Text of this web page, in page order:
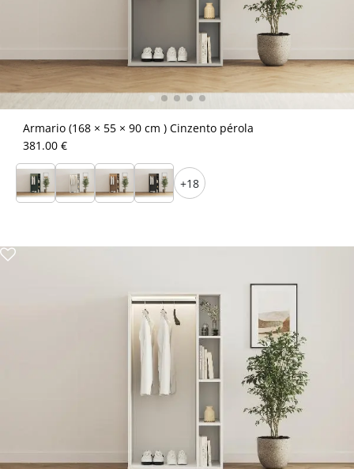
Armario (168 × 55 × 90 cm ) Cinzento pérola
381.00 €
+18